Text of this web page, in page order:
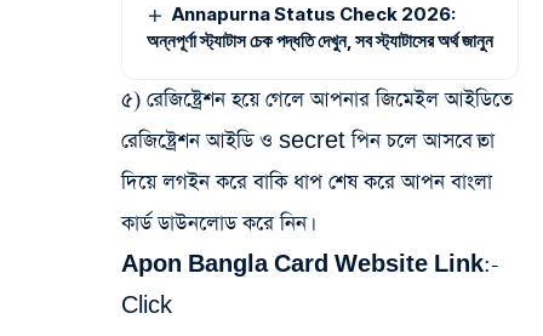
Annapurna Status Check 2026:
অন্নপূর্ণা স্ট্যাটাস চেক পদ্ধতি দেখুন, সব স্ট্যাটাসের অর্থ জানুন
৫) রেজিষ্ট্রেশন হয়ে গেলে আপনার জিমেইল আইডিতে
রেজিষ্ট্রেশন আইডি ও secret পিন চলে আসবে।তা
দিয়ে লগইন করে বাকি ধাপ শেষ করে আপন বাংলা
কার্ড ডাউনলোড করে নিন।
Apon Bangla Card Website Link:-
Click